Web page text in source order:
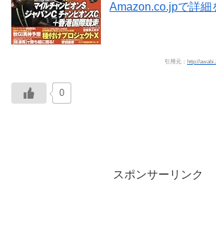
Amazon.co.jpで詳細
引用元： http://
0
スポンサーリンク